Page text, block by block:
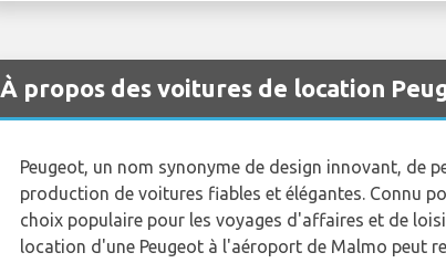
À propos des voitures de location
Peugeot, un nom synonyme de design innovant, de
production de voitures fiables et élégantes. Connu
choix populaire pour les voyages d'affaires et de
location d'une Peugeot à l'aéroport de Malmo peut